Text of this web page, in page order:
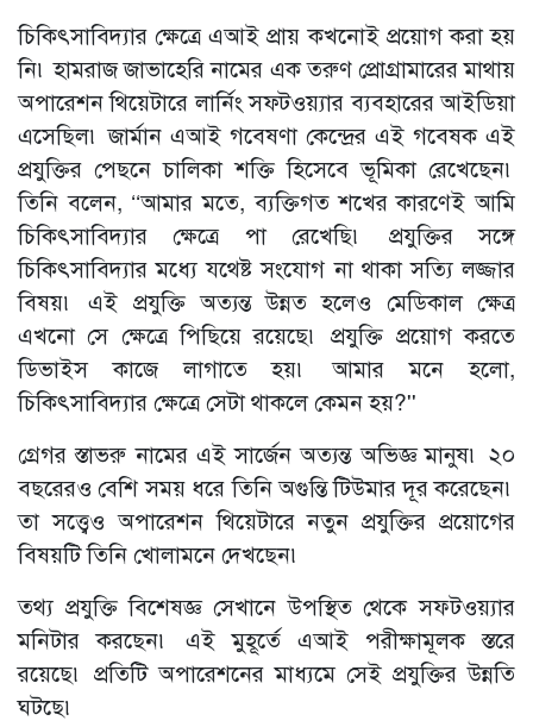
চিকিৎসাবিদ্যার ক্ষেত্রে এআই প্রায় কখনোই প্রয়োগ করা হয়
নি৷ হামরাজ জাভাহেরি নামের এক তরুণ প্রোগ্রামারের মাথায়
অপারেশন থিয়েটারে লার্নিং সফ্টওয়্যার ব্যবহারের আইডিয়া
এসেছিল৷ জার্মান এআই গবেষণা কেন্দ্রের এই গবেষক এই
প্রযুক্তির পেছনে চালিকা শক্তি হিসেবে ভূমিকা রেখেছেন৷
তিনি বলেন, ‘‘আমার মতে, ব্যক্তিগত শখের কারণেই আমি
চিকিৎসাবিদ্যার ক্ষেত্রে পা রেখেছি৷ প্রযুক্তির সঙ্গে
চিকিৎসাবিদ্যার মধ্যে যথেষ্ট সংযোগ না থাকা সত্যি লজ্জার
বিষয়৷ এই প্রযুক্তি অত্যন্ত উন্নত হলেও মেডিকাল ক্ষেত্র
এখনো সে ক্ষেত্রে পিছিয়ে রয়েছে৷ প্রযুক্তি প্রয়োগ করতে
ডিভাইস কাজে লাগাতে হয়৷ আমার মনে হলো,
চিকিৎসাবিদ্যার ক্ষেত্রে সেটা থাকলে কেমন হয়?''
গ্রেগর স্তাভরু নামের এই সার্জেন অত্যন্ত অভিজ্ঞ মানুষ৷ ২০
বছরেরও বেশি সময় ধরে তিনি অগুন্তি টিউমার দূর করেছেন৷
তা সত্ত্বেও অপারেশন থিয়েটারে নতুন প্রযুক্তির প্রয়োগের
বিষয়টি তিনি খোলামনে দেখছেন৷
তথ্য প্রযুক্তি বিশেষজ্ঞ সেখানে উপস্থিত থেকে সফটওয়্যার
মনিটার করছেন৷ এই মুহূর্তে এআই পরীক্ষামূলক স্তরে
রয়েছে৷ প্রতিটি অপারেশনের মাধ্যমে সেই প্রযুক্তির উন্নতি
ঘটছে৷